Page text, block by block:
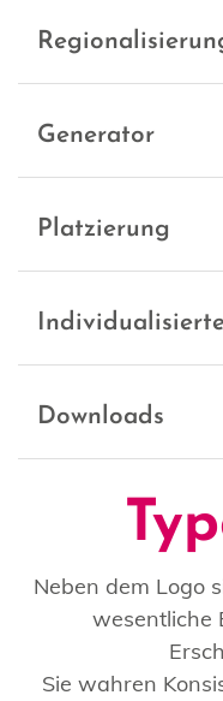
Generator
Platzierung
Downloads
Neben dem Logo
wesentliche
Sie wahren